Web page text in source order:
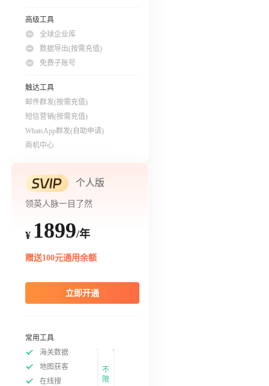
高级工具
全球企业库
数据导出(按需充值)
免费子账号
触达工具
邮件群发(按需充值)
短信营销(按需充值)
WhatsApp群发(自助申请)
商机中心
个人版
领英人脉一目了然
¥ 1899/年
赠送100元通用余额
立即开通
常用工具
海关数据
地图获客
在线搜
不
限